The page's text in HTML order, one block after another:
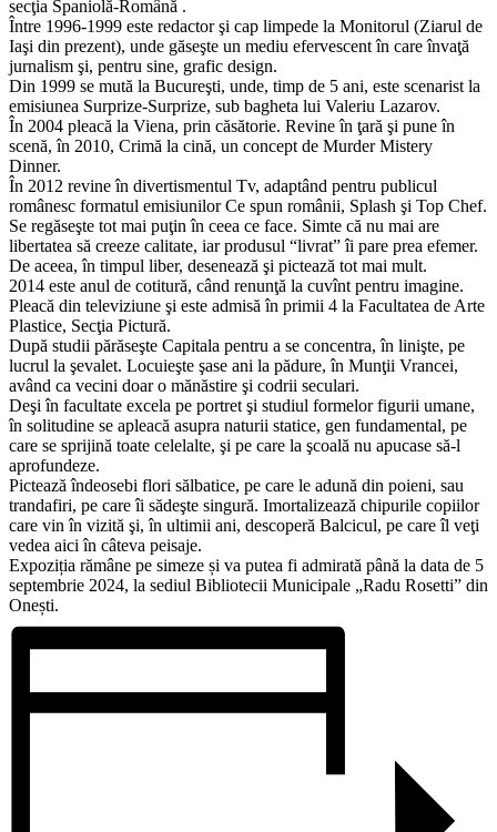
secţia Spaniolă-Română .
Între 1996-1999 este redactor şi cap limpede la Monitorul (Ziarul de
Iaşi din prezent), unde găseşte un mediu efervescent în care învaţă
jurnalism şi, pentru sine, grafic design.
Din 1999 se mută la Bucureşti, unde, timp de 5 ani, este scenarist la
emisiunea Surprize-Surprize, sub bagheta lui Valeriu Lazarov.
În 2004 pleacă la Viena, prin căsătorie. Revine în ţară şi pune în
scenă, în 2010, Crimă la cină, un concept de Murder Mistery
Dinner.
În 2012 revine în divertismentul Tv, adaptând pentru publicul
românesc formatul emisiunilor Ce spun românii, Splash şi Top Chef.
Se regăseşte tot mai puţin în ceea ce face. Simte că nu mai are
libertatea să creeze calitate, iar produsul “livrat” îi pare prea efemer.
De aceea, în timpul liber, desenează şi pictează tot mai mult.
2014 este anul de cotitură, când renunţă la cuvînt pentru imagine.
Pleacă din televiziune şi este admisă în primii 4 la Facultatea de Arte
Plastice, Secţia Pictură.
După studii părăseşte Capitala pentru a se concentra, în linişte, pe
lucrul la şevalet. Locuieşte şase ani la pădure, în Munţii Vrancei,
având ca vecini doar o mănăstire şi codrii seculari.
Deşi în facultate excela pe portret şi studiul formelor figurii umane,
în solitudine se apleacă asupra naturii statice, gen fundamental, pe
care se sprijină toate celelalte, şi pe care la şcoală nu apucase să-l
aprofundeze.
Pictează îndeosebi flori sălbatice, pe care le adună din poieni, sau
trandafiri, pe care îi sădeşte singură. Imortalizează chipurile copiilor
care vin în vizită şi, în ultimii ani, descoperă Balcicul, pe care îl veţi
vedea aici în câteva peisaje.
Expoziția rămâne pe simeze și va putea fi admirată până la data de 5
septembrie 2024, la sediul Bibliotecii Municipale „Radu Rosetti” din
Onești.